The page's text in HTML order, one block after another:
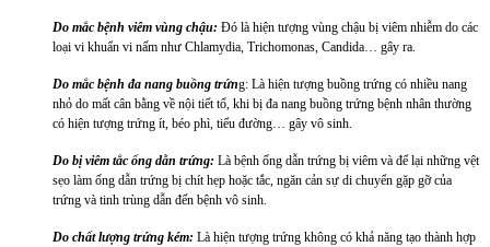
Do mắc bệnh viêm vùng chậu: Đó là hiện tượng vùng chậu bị viêm nhiễm do các
loại vi khuẩn vi nấm như Chlamydia, Trichomonas, Candida… gây ra.
Do mắc bệnh đa nang buồng trứng: Là hiện tượng buồng trứng có nhiều nang
nhỏ do mất cân bằng về nội tiết tố, khi bị đa nang buồng trứng bệnh nhân thường
có hiện tượng trứng ít, béo phì, tiểu đường… gây vô sinh.
Do bị viêm tắc ống dẫn trứng: Là bệnh ống dẫn trứng bị viêm và để lại những vệt
sẹo làm ống dẫn trứng bị chít hẹp hoặc tắc, ngăn cản sự di chuyển gặp gỡ của
trứng và tinh trùng dẫn đến bệnh vô sinh.
Do chất lượng trứng kém: Là hiện tượng trứng không có khả năng tạo thành hợp